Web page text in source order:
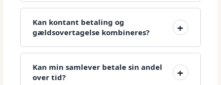
Kan kontant betaling og
gældsovertagelse kombineres?
Kan min samlever betale sin andel
over tid?